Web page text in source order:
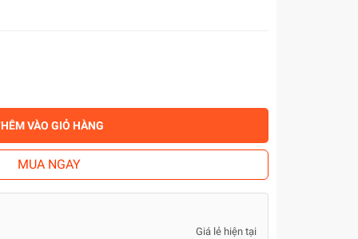
VÀO GIỎ HÀNG
MUA NGAY
Giá lẻ hiện tại